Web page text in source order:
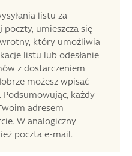
listu za
umieszcza się
który umożliwia
listu lub odesłanie
z dostarczeniem
możesz wpisać
każdy
adresem
W analogiczny
poczta e-mail.